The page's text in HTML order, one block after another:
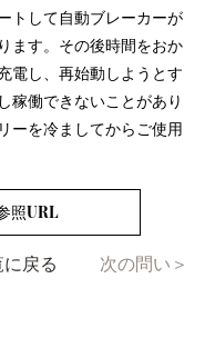
トして自動ブレーカーが
ます。その後時間をおか
電し、再始動しようとす
稼働できないことがあり
ーを冷ましてからご使用
照URL
戻る 次の問い＞